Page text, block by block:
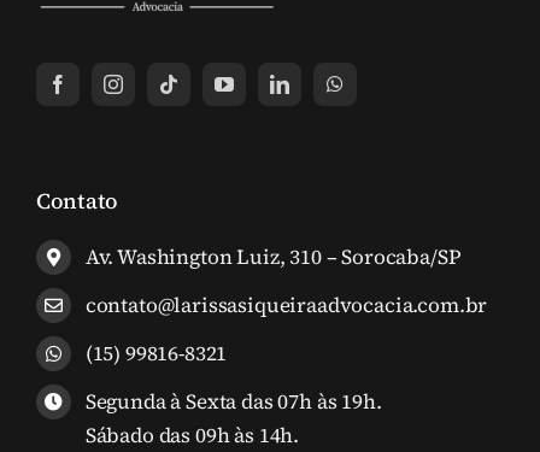
Contato
Av. Washington Luiz, 310 – Sorocaba/SP
contato@larissasiqueiraadvocacia.com.br
(15) 99816-8321
Segunda à Sexta das 07h às 19h.
Sábado das 09h às 14h.